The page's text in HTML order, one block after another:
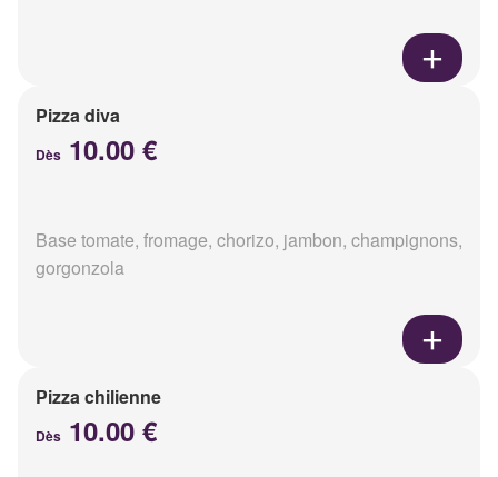
Pizza diva
Dès 10.00 €
Base tomate, fromage, chorizo, jambon, champignons,
gorgonzola
Pizza chilienne
Dès 10.00 €